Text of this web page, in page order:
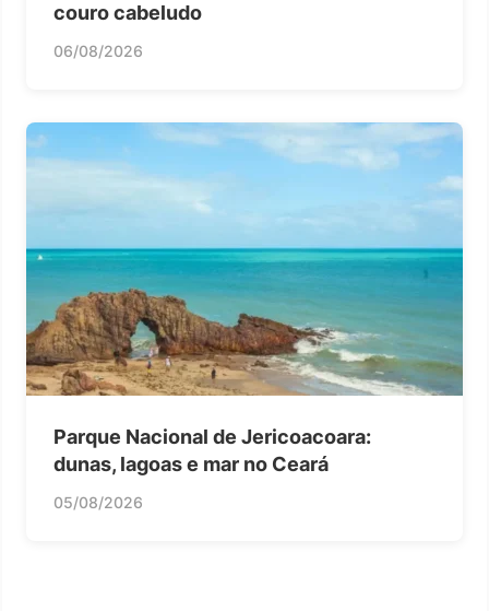
couro cabeludo
06/08/2026
Parque Nacional de Jericoacoara:
dunas, lagoas e mar no Ceará
05/08/2026